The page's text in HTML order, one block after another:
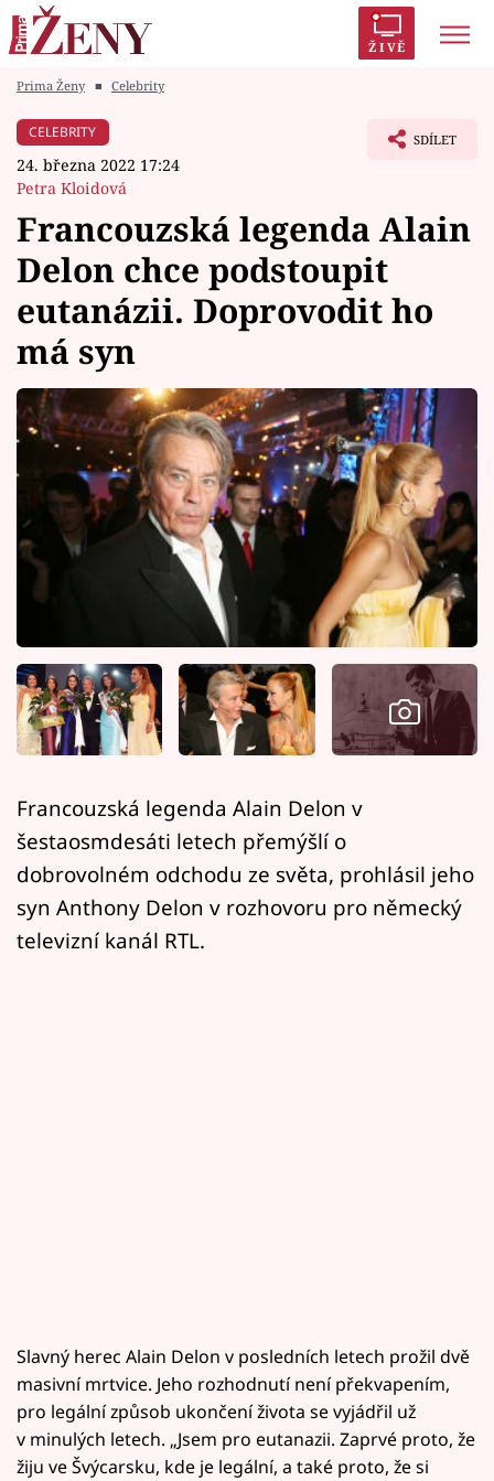
ŽIVĚ
Módní alarm
Témata
Celebrity
Vztahy
Seriály
Horoskopy
Sledujte prima+
Filmový festival Karlovy Vary
Pořady
Mámy sobě
Sledujte nás
Prima Ženy ■ Celebrity
CELEBRITY
24. března 2022 17:24
Petra Kloidová
SDÍLET
Francouzská legenda Alain
Delon chce podstoupit
eutanázii. Doprovodit ho
má syn
Francouzská legenda Alain Delon v
šestaosmdesáti letech přemýšlí o
dobrovolném odchodu ze světa, prohlásil jeho
syn Anthony Delon v rozhovoru pro německý
televizní kanál RTL.
Slavný herec Alain Delon v posledních letech prožil dvě
masivní mrtvice. Jeho rozhodnutí není překvapením,
pro legální způsob ukončení života se vyjádřil už
v minulých letech. „Jsem pro eutanazii. Zaprvé proto, že
žiju ve Švýcarsku, kde je legální, a také proto, že si